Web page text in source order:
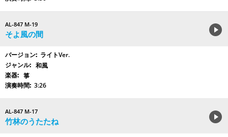
AL-847 M-19
そよ風の間
ライトVer.
和風
箏
3:26
AL-847 M-17
竹林のうたたね